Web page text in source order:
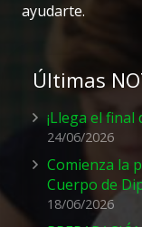
ayudarte.
Últimas
¡Llega el final
24/06/2026
Comienza la
Cuerpo de
18/06/2026